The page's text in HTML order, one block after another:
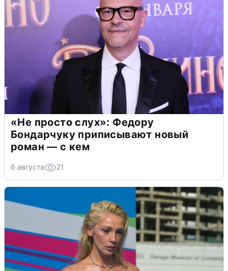
«Не просто слух»: Федору
Бондарчуку приписывают новый
роман — с кем
6 августа 21